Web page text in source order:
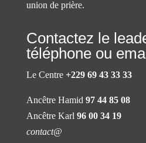
union de prière.
Contactez le
téléphone ou
Le Centre +229 69 43 33 33
Ancêtre Hamid 97 44 85 08
Ancêtre Karl 96 00 34 19
contact@